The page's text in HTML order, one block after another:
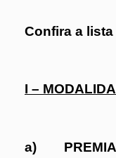
Confira a
I –
a)